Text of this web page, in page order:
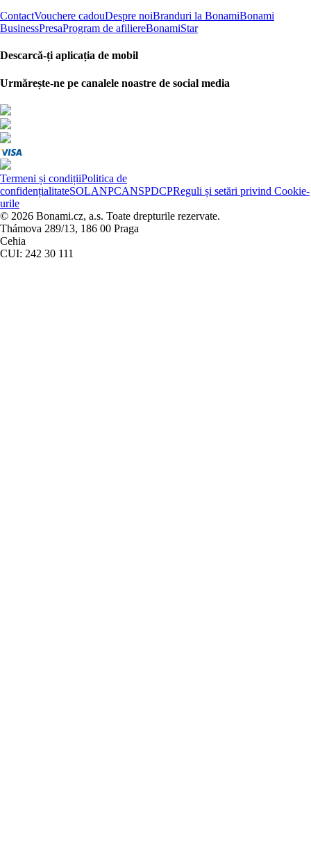
ContactVouchere cadouDespre noiBranduri la BonamiBonami
BusinessPresaProgram de afiliereBonamiStar
Descarcă-ți aplicația de mobil
Urmărește-ne pe canalele noastre de social media
Termeni și condițiiPolitica de
confidențialitateSOLANPCANSPDCPReguli și setări privind Cookie-
urile
© 2026 Bonami.cz, a.s. Toate drepturile rezervate.
Thámova 289/13, 186 00 Praga
Cehia
CUI: 242 30 111